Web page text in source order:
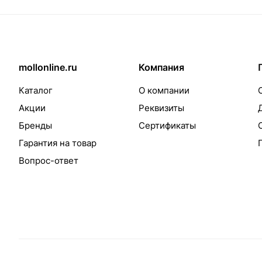
mollonline.ru
Каталог
Акции
Бренды
Гарантия на товар
Вопрос-ответ
Компания
О компании
Реквизиты
Сертификаты